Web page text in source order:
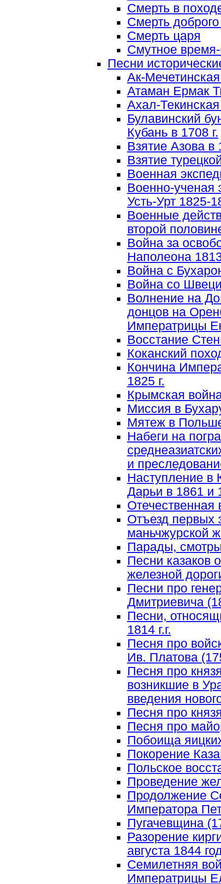
Смерть в
Смерть
Смерть царя
Смутное
Песни
Ак-
Атаман Ермак
Ахал-Текинская
Булавинский
Кубань в 1708 г.
Взятие Азова в
Взятие
Военная
Военно-ученая
Усть-Урт 1825-
Военные
второй
Война за
Наполеона
Война с
Война со
Волнение на
донцов на
Императрицы
Восстание
Коканский
Кончина
1825 г.
Крымская
Миссия в
Мятеж в
Набеги на
и
Наступление в
Дарьи в 1861 и
Отечественная
Отъезд первых
маньчжурской
Парады,
Песни казаков
железной
Песни про
Дмитриевича
Песни,
1814 г.г.
Песня про
Ив. Платова
Песня про
возникшие в
введения
Песня про
Песня про
Побоища
Покорение
Польское
Проведение
Продолжение
Императора
Пугачевщина
Разорение
августа 1844
Семилетняя
Императрицы